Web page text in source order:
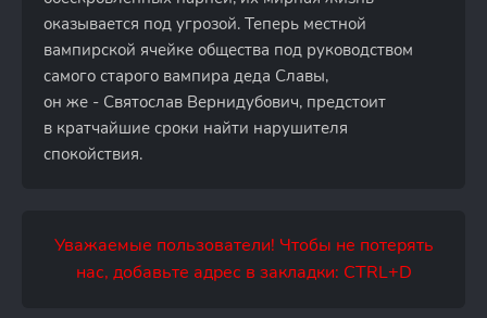
оказывается под угрозой. Теперь местной
вампирской ячейке общества под руководством
самого старого вампира деда Славы,
он же - Святослав Вернидубович, предстоит
в кратчайшие сроки найти нарушителя
спокойствия.
Уважаемые пользователи! Чтобы не потерять
нас, добавьте адрес в закладки: CTRL+D